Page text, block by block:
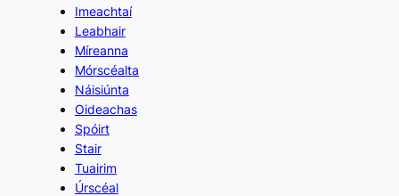
Imeachtaí
Leabhair
Míreanna
Mórscéalta
Náisiúnta
Oideachas
Spóirt
Stair
Tuairim
Úrscéal